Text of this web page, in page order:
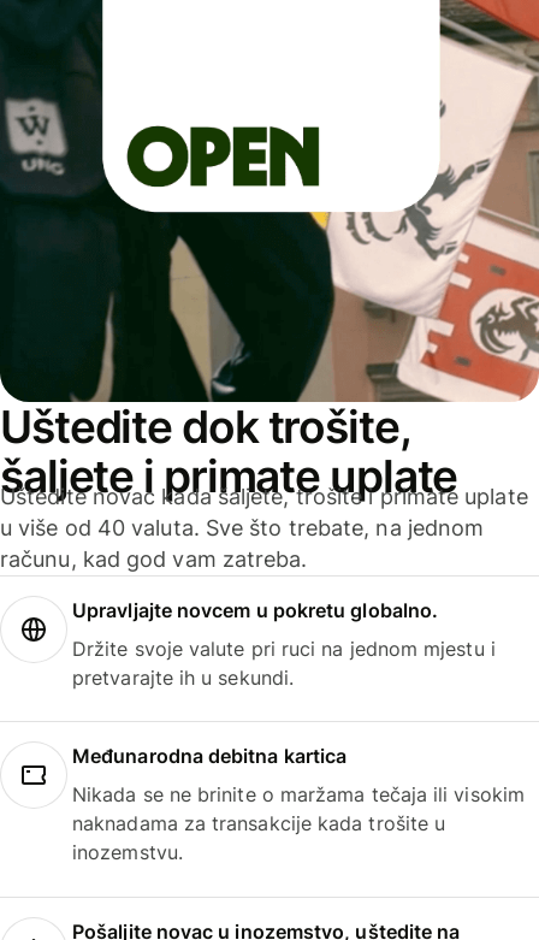
Uštedite dok trošite,
šaljete i primate uplate
Uštedite novac kada šaljete, trošite i primate uplate
u više od 40 valuta. Sve što trebate, na jednom
računu, kad god vam zatreba.
Upravljajte novcem u pokretu globalno.
Držite svoje valute pri ruci na jednom mjestu i
pretvarajte ih u sekundi.
Međunarodna debitna kartica
Nikada se ne brinite o maržama tečaja ili visokim
naknadama za transakcije kada trošite u
inozemstvu.
Pošaljite novac u inozemstvo, uštedite na